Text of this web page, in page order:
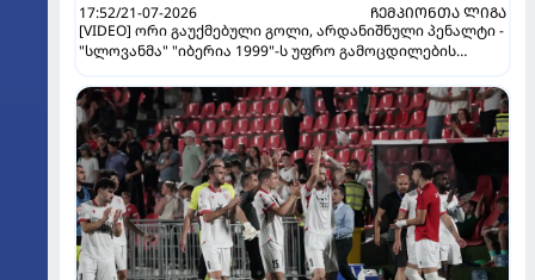
17:52/21-07-2026
ᲩᲔᲛᲞᲘᲝᲜᲗᲐ ᲚᲘᲒᲐ
[VIDEO] ორი გაუქმებული გოლი, არდანიშნული პენალტი -
"სლოვანმა" "იბერია 1999"-ს უფრო გამოცდილების